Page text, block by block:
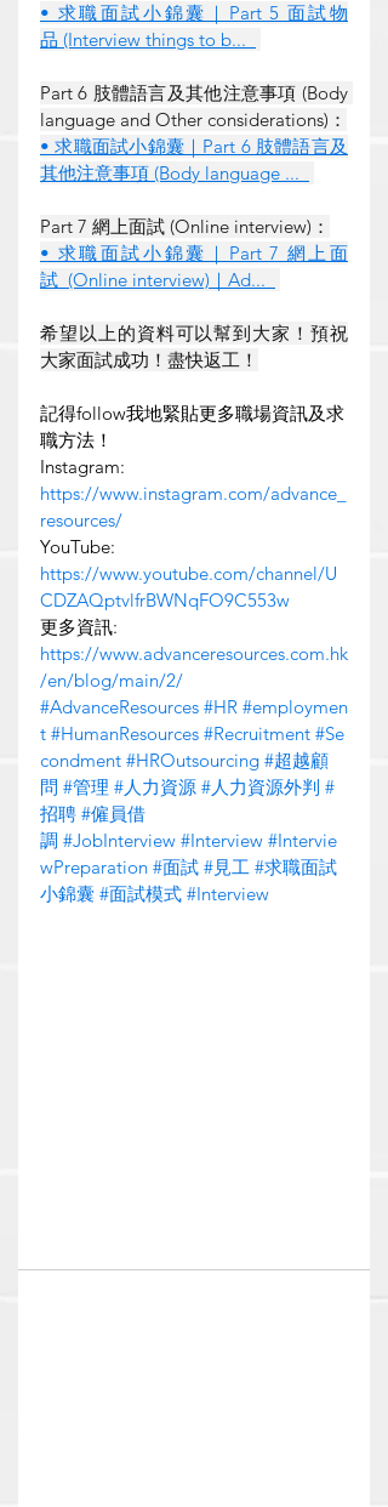
• 求職面試小錦囊｜Part 5 面試物
品 (Interview things to b...
Part 6 肢體語言及其他注意事項 (Body
language and Other considerations)：
• 求職面試小錦囊｜Part 6 肢體語言及
其他注意事項 (Body language ...
Part 7 網上面試 (Online interview)：
• 求職面試小錦囊｜Part 7 網上面
試  (Online interview)｜Ad...
希望以上的資料可以幫到大家！預祝
大家面試成功！盡快返工！
記得follow我地緊貼更多職場資訊及求
職方法！
Instagram:
https://www.instagram.com/advance_
resources/
YouTube:
https://www.youtube.com/channel/U
CDZAQptvlfrBWNqFO9C553w
更多資訊:
https://www.advanceresources.com.hk
/en/blog/main/2/
#AdvanceResources #HR #employmen
t #HumanResources #Recruitment #Se
condment #HROutsourcing #超越顧
問 #管理 #人力資源 #人力資源外判 #
招聘 #僱員借
調 #JobInterview #Interview #Intervie
wPreparation #面試 #見工 #求職面試
小錦囊 #面試模式 #Interview